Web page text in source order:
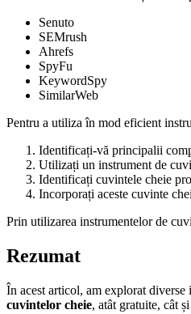
Senuto
SEMrush
Ahrefs
SpyFu
KeywordSpy
SimilarWeb
Pentru a utiliza în mod eficient
Identificați-vă principalii
Utilizați un instrument de
Identificați cuvintele cheie
Incorporați aceste cuvinte
Prin utilizarea instrumentelor de
Rezumat
În acest articol, am explorat diverse
cuvintelor cheie, atât gratuite, cât